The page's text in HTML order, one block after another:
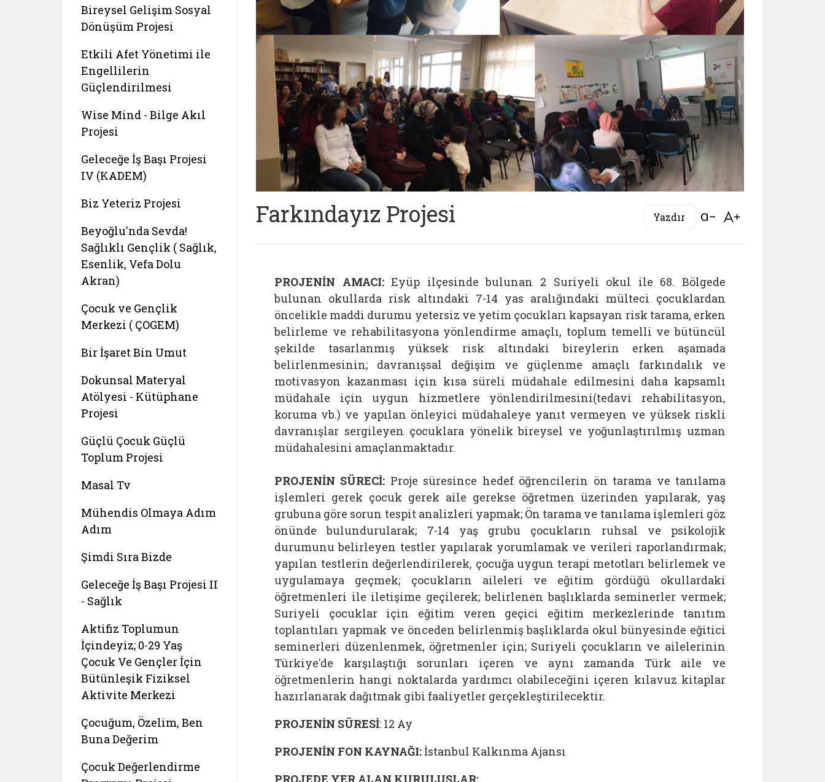
Bireysel Gelişim Sosyal
Dönüşüm Projesi
Etkili Afet Yönetimi ile
Engellilerin
Güçlendirilmesi
Wise Mind - Bilge Akıl
Projesi
Geleceğe İş Başı Projesi
IV (KADEM)
Biz Yeteriz Projesi
Beyoğlu'nda Sevda!
Sağlıklı Gençlik ( Sağlık,
Esenlik, Vefa Dolu
Akran)
Çocuk ve Gençlik
Merkezi ( ÇOGEM)
Bir İşaret Bin Umut
Dokunsal Materyal
Atölyesi - Kütüphane
Projesi
Güçlü Çocuk Güçlü
Toplum Projesi
Masal Tv
Mühendis Olmaya Adım
Adım
Şimdi Sıra Bizde
Geleceğe İş Başı Projesi II
- Sağlık
Aktifiz Toplumun
İçindeyiz; 0-29 Yaş
Çocuk Ve Gençler İçin
Bütünleşik Fiziksel
Aktivite Merkezi
Çocuğum, Özelim, Ben
Buna Değerim
Çocuk Değerlendirme
Farkındayız Projesi Yazdır Bağlantıyı aç
PROJENİN AMACI:Eyüp ilçesinde bulunan 2 Suriyeli okul ile 68. Bölgede
bulunan okullarda risk altındaki 7-14 yas aralığındaki mülteci çocuklardan
öncelikle maddi durumu yetersiz ve yetim çocukları kapsayan risk tarama, erken
belirleme ve rehabilitasyona yönlendirme amaçlı, toplum temelli ve bütüncül
şekilde tasarlanmış yüksek risk altındaki bireylerin erken aşamada
belirlenmesinin; davranışsal değişim ve güçlenme amaçlı farkındalık ve
motivasyon kazanması için kısa süreli müdahale edilmesini daha kapsamlı
müdahale için uygun hizmetlere yönlendirilmesini(tedavi rehabilitasyon,
koruma vb.) ve yapılan önleyici müdahaleye yanıt vermeyen ve yüksek riskli
davranışlar sergileyen çocuklara yönelik bireysel ve yoğunlaştırılmış uzman
müdahalesini amaçlanmaktadır.
PROJENİN SÜRECİ: Proje süresince hedef öğrencilerin ön tarama ve tanılama
işlemleri gerek çocuk gerek aile gerekse öğretmen üzerinden yapılarak, yaş
grubuna göre sorun tespit analizleri yapmak; Ön tarama ve tanılama işlemleri göz
önünde bulundurularak; 7-14 yaş grubu çocukların ruhsal ve psikolojik
durumunu belirleyen testler yapılarak yorumlamak ve verileri raporlandırmak;
yapılan testlerin değerlendirilerek, çocuğa uygun terapi metotları belirlemek ve
uygulamaya geçmek; çocukların aileleri ve eğitim gördüğü okullardaki
öğretmenleri ile iletişime geçilerek; belirlenen başlıklarda seminerler vermek;
Suriyeli çocuklar için eğitim veren geçici eğitim merkezlerinde tanıtım
toplantıları yapmak ve önceden belirlenmiş başlıklarda okul bünyesinde eğitici
seminerleri düzenlenmek, öğretmenler için; Suriyeli çocukların ve ailelerinin
Türkiye'de karşılaştığı sorunları içeren ve aynı zamanda Türk aile ve
öğretmenlerin hangi noktalarda yardımcı olabileceğini içeren kılavuz kitaplar
hazırlanarak dağıtmak gibi faaliyetler gerçekleştirilecektir.
PROJENİN SÜRESİ: 12 Ay
PROJENİN FON KAYNAĞI:İstanbul Kalkınma Ajansı
PROJEDE YER ALAN KURULUŞLAR: